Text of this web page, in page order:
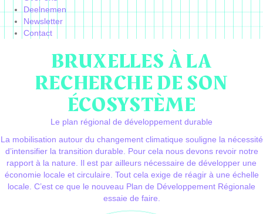
Deelnemen
Newsletter
Contact
BRUXELLES À LA
RECHERCHE DE SON
ÉCOSYSTÈME
Le plan régional de développement durable
La mobilisation autour du changement climatique souligne la nécessité
d’intensifier la transition durable. Pour cela nous devons revoir notre
rapport à la nature. Il est par ailleurs nécessaire de développer une
économie locale et circulaire. Tout cela exige de réagir à une échelle
locale. C’est ce que le nouveau Plan de Développement Régionale
essaie de faire.